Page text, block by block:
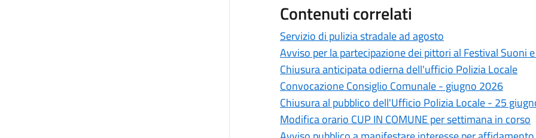
Contenuti correlati
Servizio di pulizia stradale ad agosto
Avviso per la partecipazione dei pittori al Festival Suoni
Chiusura anticipata odierna dell'ufficio Polizia Locale
Convocazione Consiglio Comunale - giugno 2026
Chiusura al pubblico dell'Ufficio Polizia Locale - 25
Modifica orario CUP IN COMUNE per settimana in corso